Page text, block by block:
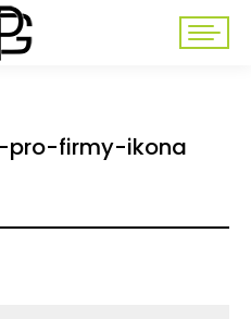
firmy-ikona